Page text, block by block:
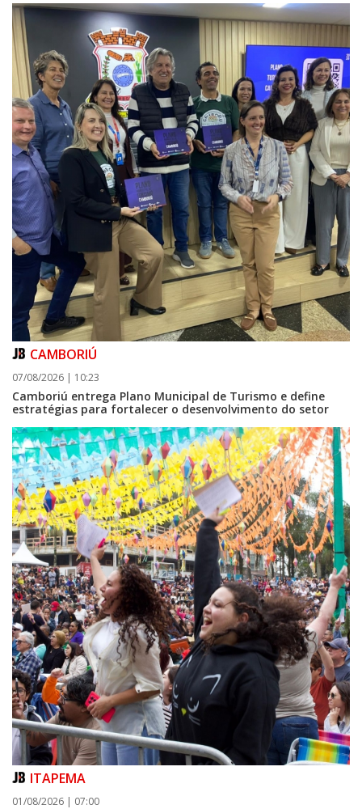
08/08/2026 | 07:00
Teatro Bruno Nitz terá concerto “Rock ao Piano” neste sábado
BALNEÁRIO CAMBORIÚ
08/08/2026 | 07:00
Setor judicial de medicamentos de BC estará fechado nos dias 10 e 11 de
agosto para realização de inventário
CAMBORIÚ
07/08/2026 | 10:23
Camboriú entrega Plano Municipal de Turismo e define
estratégias para fortalecer o desenvolvimento do setor
ITAPEMA
01/08/2026 | 07:00